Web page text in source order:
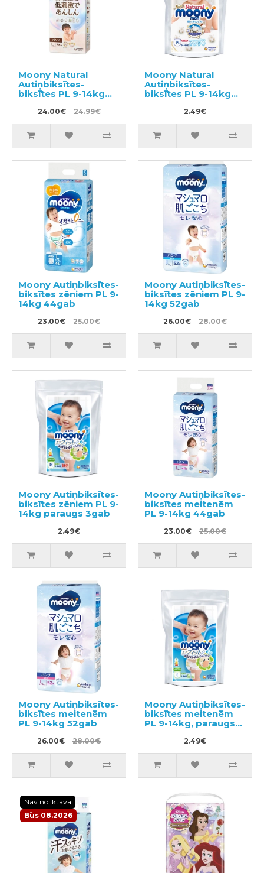
Moony Natural
Autiņbiksītes-
biksītes PL 9-14kg
24.00€ 24.99€
Moony Natural
Autiņbiksītes-
biksītes PL 9-14kg
2.49€
Moony Autiņbiksītes-
biksītes zēniem PL 9-
14kg 44gab
23.00€ 25.00€
Moony Autiņbiksītes-
biksītes zēniem PL 9-
14kg 52gab
26.00€ 28.00€
Moony Autiņbiksītes-
biksītes zēniem PL 9-
14kg paraugs 3gab
2.49€
Moony Autiņbiksītes-
biksītes meitenēm
PL 9-14kg 44gab
23.00€ 25.00€
Moony Autiņbiksītes-
biksītes meitenēm
PL 9-14kg 52gab
26.00€ 28.00€
Moony Autiņbiksītes-
biksītes meitenēm
PL 9-14kg, paraugs
2.49€
Nav noliktavā
Būs 08.2026